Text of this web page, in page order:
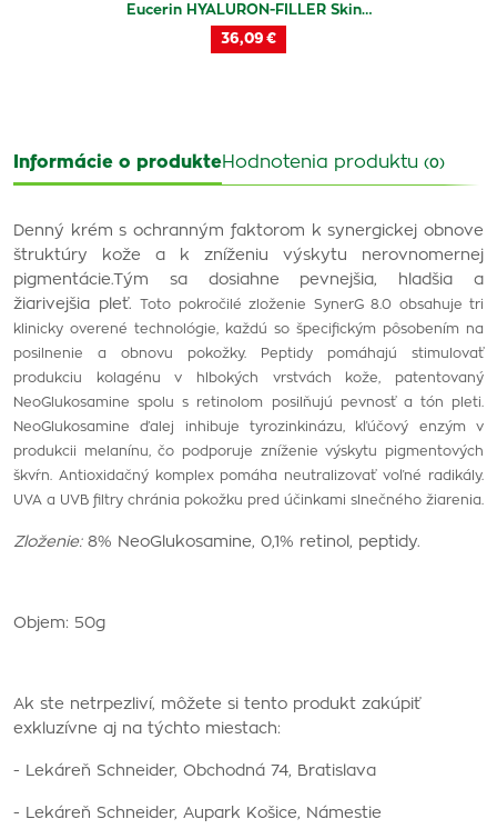
Eucerin HYALURON-FILLER Skin…
36,09 €
Informácie o produkteHodnotenia produktu (0)
Denný krém s ochranným faktorom k synergickej obnove
štruktúry kože a k zníženiu výskytu nerovnomernej
pigmentácie.Tým sa dosiahne pevnejšia, hladšia a
žiarivejšia pleť. Toto pokročilé zloženie SynerG 8.0 obsahuje tri
klinicky overené technológie, každú so špecifickým pôsobením na
posilnenie a obnovu pokožky. Peptidy pomáhajú stimulovať
produkciu kolagénu v hlbokých vrstvách kože, patentovaný
NeoGlukosamine spolu s retinolom posilňujú pevnosť a tón pleti.
NeoGlukosamine ďalej inhibuje tyrozinkinázu, kľúčový enzým v
produkcii melanínu, čo podporuje zníženie výskytu pigmentových
škvŕn. Antioxidačný komplex pomáha neutralizovať voľné radikály.
UVA a UVB filtry chránia pokožku pred účinkami slnečného žiarenia.
Zloženie:8% NeoGlukosamine, 0,1% retinol, peptidy.
Objem: 50g
Ak ste netrpezliví, môžete si tento produkt zakúpiť
exkluzívne aj na týchto miestach:
- Lekáreň Schneider, Obchodná 74, Bratislava
- Lekáreň Schneider, Aupark Košice, Námestie